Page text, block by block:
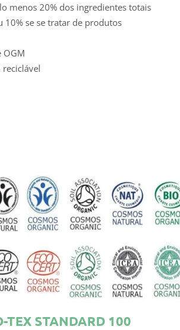
menos 20% dos ingredientes totais
se se tratar de produtos
OGM
reciclável
TEX STANDARD 100